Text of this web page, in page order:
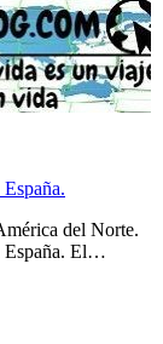
del Norte.
España. El…